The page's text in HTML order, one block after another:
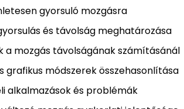
gyorsuló mozgásra
és távolság meghatározása
a mozgás távolságának számításánál
grafikus módszerek összehasonlítása
alkalmazások és problémák